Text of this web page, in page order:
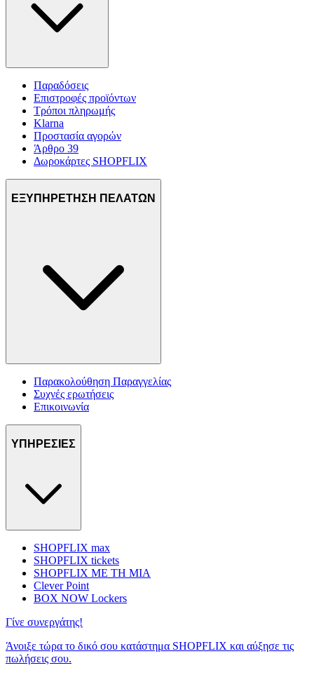
Παραδόσεις
Επιστροφές προϊόντων
Τρόποι πληρωμής
Klarna
Προστασία αγορών
Άρθρο 39
Δωροκάρτες SHOPFLIX
ΕΞΥΠΗΡΕΤΗΣΗ ΠΕΛΑΤΩΝ
Παρακολούθηση Παραγγελίας
Συχνές ερωτήσεις
Επικοινωνία
ΥΠΗΡΕΣΙΕΣ
SHOPFLIX max
SHOPFLIX tickets
SHOPFLIX ΜΕ ΤΗ ΜΙΑ
Clever Point
BOX NOW Lockers
Γίνε συνεργάτης!
Άνοιξε τώρα το δικό σου κατάστημα SHOPFLIX και αύξησε τις
πωλήσεις σου.